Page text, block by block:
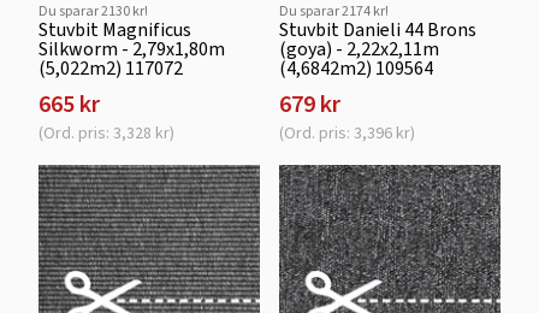
Du sparar 2130 kr!
Stuvbit Magnificus
Silkworm - 2,79x1,80m
(5,022m2) 117072
665 kr
(Ord. pris: 3,328 kr)
Du sparar 2174 kr!
Stuvbit Danieli 44 Brons
(goya) - 2,22x2,11m
(4,6842m2) 109564
679 kr
(Ord. pris: 3,396 kr)